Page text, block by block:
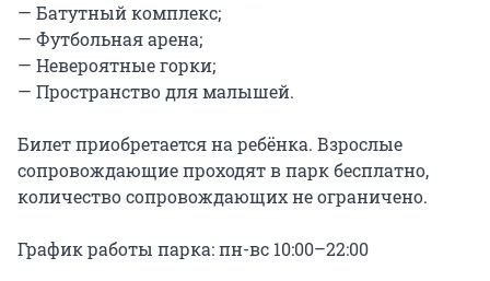
— Батутный комплекс;
— Футбольная арена;
— Невероятные горки;
— Пространство для малышей.
Билет приобретается на ребёнка. Взрослые
сопровождающие проходят в парк бесплатно,
количество сопровождающих не ограничено.
График работы парка: пн-вс 10:00–22:00